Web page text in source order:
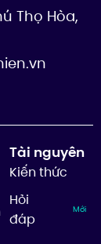
Thọ Hòa,
Tài nguyên
Kiến thức
Hỏi
đáp
Mới